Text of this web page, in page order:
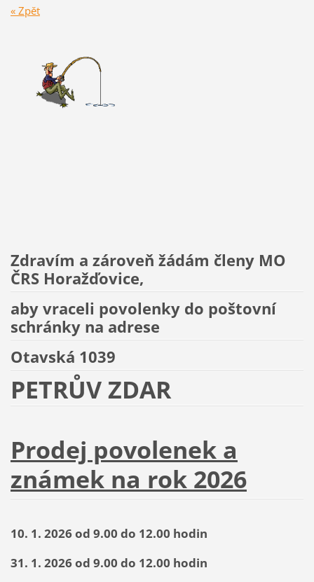
« Zpět
Zdravím a zároveň žádám členy MO
ČRS Horažďovice,
aby vraceli povolenky do poštovní
schránky na adrese
Otavská 1039
PETRŮV ZDAR
Prodej povolenek a
známek na rok 2026
10. 1. 2026 od 9.00 do 12.00 hodin
31. 1. 2026 od 9.00 do 12.00 hodin